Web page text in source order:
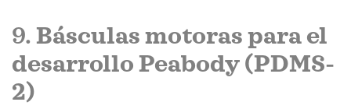
9. Básculas motoras para el
desarrollo Peabody (PDMS-
2)